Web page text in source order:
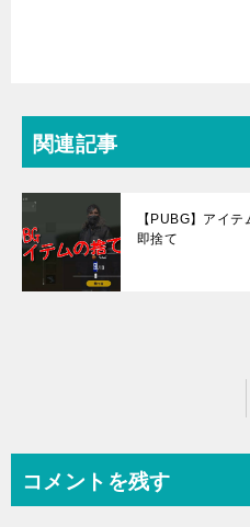
関連記事
【PUBG】アイ
即捨て
ビ
コメントを残す